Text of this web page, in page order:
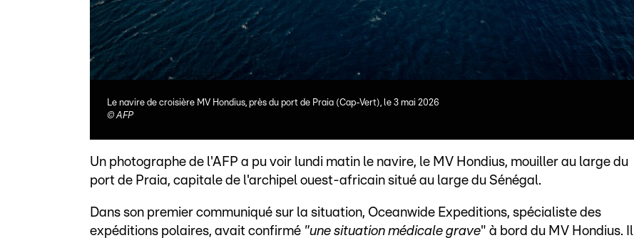
Le navire de croisière MV Hondius, près du port de Praia (Cap-Vert), le 3 mai 2026
©AFP
Un photographe de l'AFP a pu voir lundi matin le navire, le MV Hondius, mouiller au large du
port de Praia, capitale de l'archipel ouest-africain situé au large du Sénégal.
Dans son premier communiqué sur la situation, Oceanwide Expeditions, spécialiste des
expéditions polaires, avait confirmé "une situation médicale grave" à bord du MV Hondius. Il